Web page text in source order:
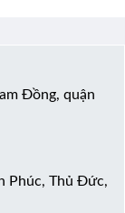
Đồng, quận
Phúc, Thủ Đức,